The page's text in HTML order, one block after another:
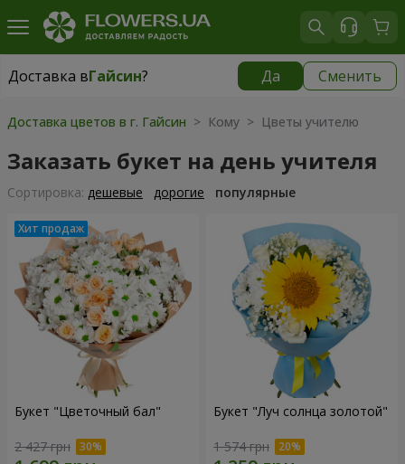
Доставка вГайсин? Да Сменить
Доставка вГайсин
Доставка цветов в г. Гайсин > Кому > Цветы учителю
Заказать букет на день учителя
Cортировка: дешевые дорогие популярные
Букет "Цветочный бал"
2 427 грн
Букет "Луч солнца золотой"
1 574 грн